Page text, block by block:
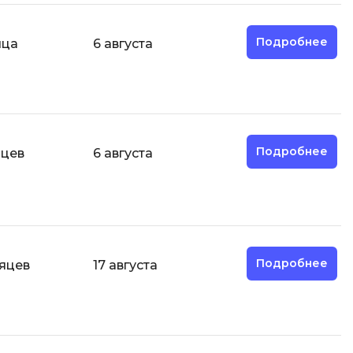
6 августа Подробнее
6 августа Подробнее
17 августа Подробнее
Информационная
Кибербезопасность
Компьютерное зрение
М
Микросервисная архитектура